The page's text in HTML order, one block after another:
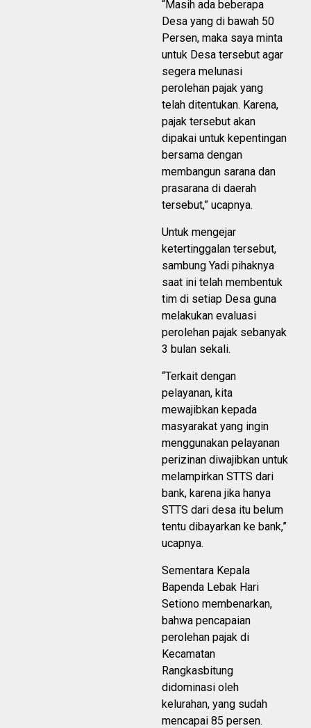
“Masih ada beberapa
Desa yang di bawah 50
Persen, maka saya minta
untuk Desa tersebut agar
segera melunasi
perolehan pajak yang
telah ditentukan. Karena,
pajak tersebut akan
dipakai untuk kepentingan
bersama dengan
membangun sarana dan
prasarana di daerah
tersebut,” ucapnya.
Untuk mengejar
ketertinggalan tersebut,
sambung Yadi pihaknya
saat ini telah membentuk
tim di setiap Desa guna
melakukan evaluasi
perolehan pajak sebanyak
3 bulan sekali.
“Terkait dengan
pelayanan, kita
mewajibkan kepada
masyarakat yang ingin
menggunakan pelayanan
perizinan diwajibkan untuk
melampirkan STTS dari
bank, karena jika hanya
STTS dari desa itu belum
tentu dibayarkan ke bank,”
ucapnya.
Sementara Kepala
Bapenda Lebak Hari
Setiono membenarkan,
bahwa pencapaian
perolehan pajak di
Kecamatan
Rangkasbitung
didominasi oleh
kelurahan, yang sudah
mencapai 85 persen.